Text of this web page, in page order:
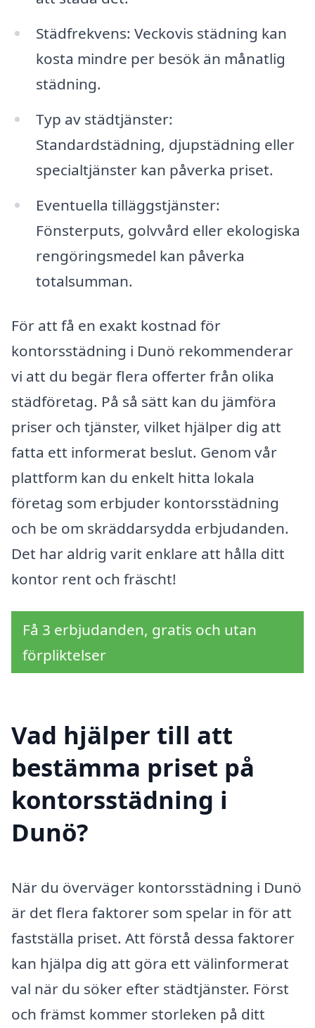
Städfrekvens: Veckovis städning kan
kosta mindre per besök än månatlig
städning.
Typ av städtjänster:
Standardstädning, djupstädning eller
specialtjänster kan påverka priset.
Eventuella tilläggstjänster:
Fönsterputs, golvvård eller ekologiska
rengöringsmedel kan påverka
totalsumman.
För att få en exakt kostnad för
kontorsstädning i Dunö rekommenderar
vi att du begär flera offerter från olika
städföretag. På så sätt kan du jämföra
priser och tjänster, vilket hjälper dig att
fatta ett informerat beslut. Genom vår
plattform kan du enkelt hitta lokala
företag som erbjuder kontorsstädning
och be om skräddarsydda erbjudanden.
Det har aldrig varit enklare att hålla ditt
kontor rent och fräscht!
Få 3 erbjudanden, gratis och utan
förpliktelser
Vad hjälper till att
bestämma priset på
kontorsstädning i
Dunö?
När du överväger kontorsstädning i Dunö
är det flera faktorer som spelar in för att
fastställa priset. Att förstå dessa faktorer
kan hjälpa dig att göra ett välinformerat
val när du söker efter städtjänster. Först
och främst kommer storleken på ditt